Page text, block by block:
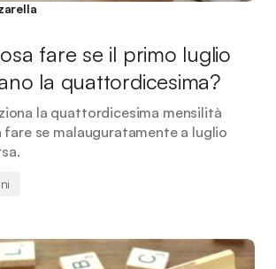
fare se il primo luglio
la quattordicesima?
la quattordicesima mensilità
fare se malauguratamente a luglio